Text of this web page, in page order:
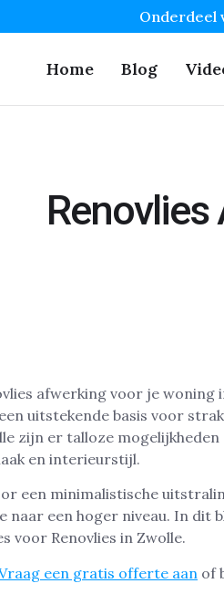
Onderdeel
Home Blog
uitstekende basis voor
zijn er talloze
en interieurstijl.
een minimalistische
naar een hoger niveau. In dit
voor Renovlies in Zwolle.
een gratis offerte aan of